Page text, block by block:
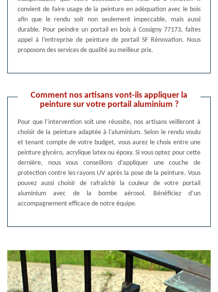
convient de faire usage de la peinture en adéquation avec le bois
afin que le rendu soit non seulement impeccable, mais aussi
durable. Pour peindre un portail en bois à Cossigny 77173, faites
appel à l’entreprise de peinture de portail SF Rénovation. Nous
proposons des services de qualité au meilleur prix.
Comment nos artisans vont-ils appliquer la
peinture sur votre portail aluminium ?
Pour que l’intervention soit une réussite, nos artisans veilleront à
choisir de la peinture adaptée à l’aluminium. Selon le rendu voulu
et tenant compte de votre budget, vous aurez le choix entre une
peinture glycéro, acrylique latex ou époxy. Si vous optez pour cette
dernière, nous vous conseillons d’appliquer une couche de
protection contre les rayons UV après la pose de la peinture. Vous
pouvez aussi choisir de rafraîchir la couleur de votre portail
aluminium avec de la bombe aérosol. Bénéficiez d’un
accompagnement efficace de notre équipe.